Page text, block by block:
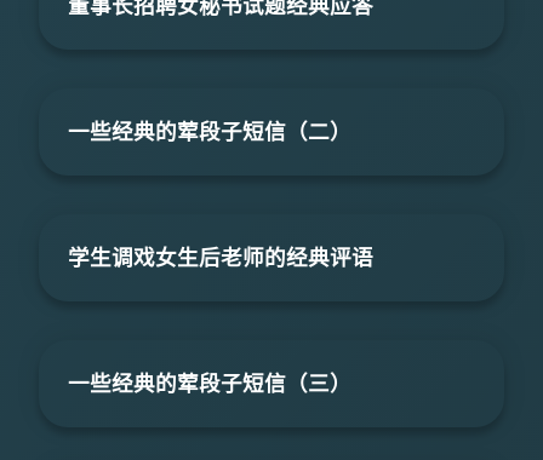
董事长招聘女秘书试题经典应答
一些经典的荤段子短信（二）
学生调戏女生后老师的经典评语
一些经典的荤段子短信（三）